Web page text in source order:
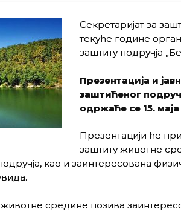
Секретаријат за
текуће године
заштиту подручја
Презентација и
заштићеног
одржаће се 15.
Презентацији ће
заштиту животне
као и заинтересована
средине позива